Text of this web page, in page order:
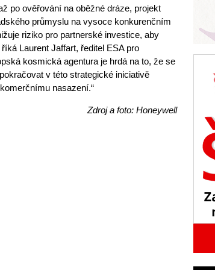
po ověřování na oběžné dráze, projekt
průmyslu na vysoce konkurenčním
riziko pro partnerské investice, aby
Laurent Jaffart, ředitel ESA pro
kosmická agentura je hrdá na to, že se
v této strategické iniciativě
nasazení.“
Zdroj a foto: Honeywell